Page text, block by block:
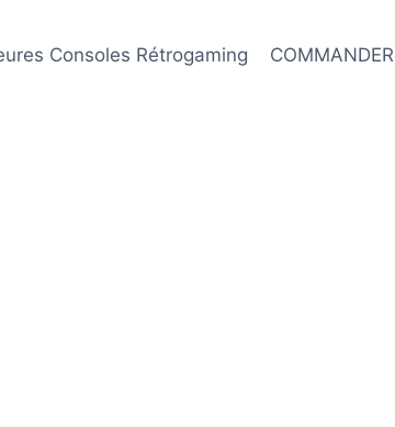
Consoles Rétrogaming COMMANDER